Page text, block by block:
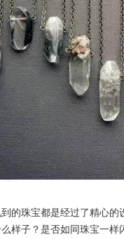
的珠宝都是经过了精心
样子？是否如同珠宝一